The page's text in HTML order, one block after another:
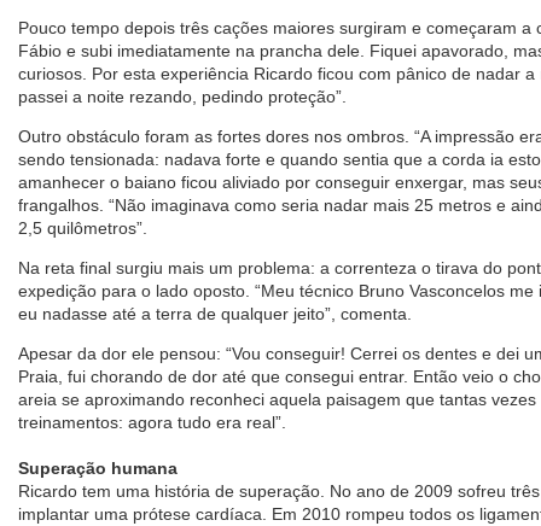
Pouco tempo depois três cações maiores surgiram e começaram a
Fábio e subi imediatamente na prancha dele. Fiquei apavorado,
curiosos. Por esta experiência Ricardo ficou com pânico de nadar
passei a noite rezando, pedindo proteção”.
Outro obstáculo foram as fortes dores nos ombros. “A impressão
sendo tensionada: nadava forte e quando sentia que a corda ia
amanhecer o baiano ficou aliviado por conseguir enxergar, mas
frangalhos. “Não imaginava como seria nadar mais 25 metros e
2,5 quilômetros”.
Na reta final surgiu mais um problema: a correnteza o tirava do
expedição para o lado oposto. “Meu técnico Bruno Vasconcelos
eu nadasse até a terra de qualquer jeito”, comenta.
Apesar da dor ele pensou: “Vou conseguir! Cerrei os dentes e dei
Praia, fui chorando de dor até que consegui entrar. Então veio o
areia se aproximando reconheci aquela paisagem que tantas
treinamentos: agora tudo era real”.
Superação humana
Ricardo tem uma história de superação. No ano de 2009 sofreu
implantar uma prótese cardíaca. Em 2010 rompeu todos os